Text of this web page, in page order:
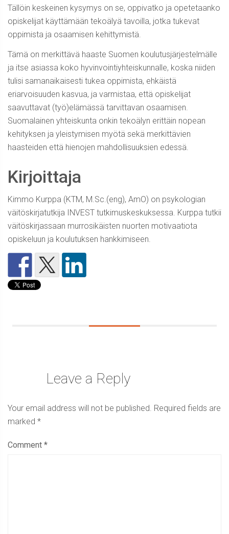
Tällöin keskeinen kysymys on se, oppivatko ja opetetaanko
opiskelijat käyttämään tekoälyä tavoilla, jotka tukevat
oppimista ja osaamisen kehittymistä.
Tämä on merkittävä haaste Suomen koulutusjärjestelmälle
ja itse asiassa koko hyvinvointiyhteiskunnalle, koska niiden
tulisi samanaikaisesti tukea oppimista, ehkäistä
eriarvoisuuden kasvua, ja varmistaa, että opiskelijat
saavuttavat (työ)elämässä tarvittavan osaamisen.
Suomalainen yhteiskunta onkin tekoälyn erittäin nopean
kehityksen ja yleistymisen myötä sekä merkittävien
haasteiden että hienojen mahdollisuuksien edessä.
Kirjoittaja
Kimmo Kurppa (KTM, M.Sc.(eng), AmO) on psykologian
väitöskirjatutkija INVEST tutkimuskeskuksessa. Kurppa tutkii
väitöskirjassaan murrosikäisten nuorten motivaatiota
opiskeluun ja koulutuksen hankkimiseen.
Leave a Reply
Your email address will not be published. Required fields are
marked *
Comment *